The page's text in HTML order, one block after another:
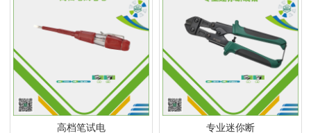
高档笔试电 专业迷你断